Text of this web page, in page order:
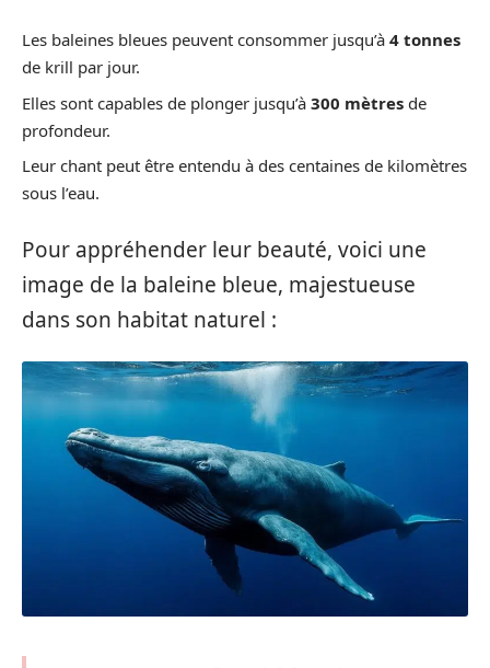
Les baleines bleues peuvent consommer jusqu’à 4 tonnes
de krill par jour.
Elles sont capables de plonger jusqu’à 300 mètres de
profondeur.
Leur chant peut être entendu à des centaines de kilomètres
sous l’eau.
Pour appréhender leur beauté, voici une
image de la baleine bleue, majestueuse
dans son habitat naturel :